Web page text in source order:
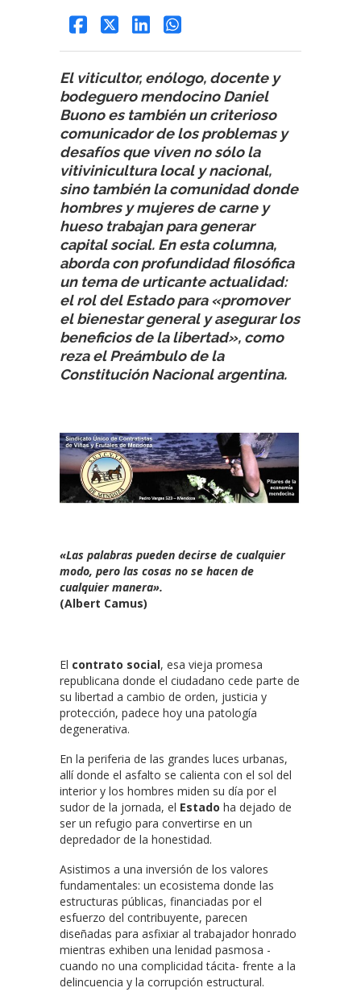
El viticultor, enólogo, docente y
bodeguero mendocino Daniel
Buono es también un criterioso
comunicador de los problemas y
desafíos que viven no sólo la
vitivinicultura local y nacional,
sino también la comunidad donde
hombres y mujeres de carne y
hueso trabajan para generar
capital social. En esta columna,
aborda con profundidad filosófica
un tema de urticante actualidad:
el rol del Estado para «promover
el bienestar general y asegurar los
beneficios de la libertad», como
reza el Preámbulo de la
Constitución Nacional argentina.
«Las palabras pueden decirse de cualquier
modo, pero las cosas no se hacen de
cualquier manera».
(Albert Camus)
El contrato social, esa vieja promesa
republicana donde el ciudadano cede parte de
su libertad a cambio de orden, justicia y
protección, padece hoy una patología
degenerativa.
En la periferia de las grandes luces urbanas,
allí donde el asfalto se calienta con el sol del
interior y los hombres miden su día por el
sudor de la jornada, el Estado ha dejado de
ser un refugio para convertirse en un
depredador de la honestidad.
Asistimos a una inversión de los valores
fundamentales: un ecosistema donde las
estructuras públicas, financiadas por el
esfuerzo del contribuyente, parecen
diseñadas para asfixiar al trabajador honrado
mientras exhiben una lenidad pasmosa -
cuando no una complicidad tácita- frente a la
delincuencia y la corrupción estructural.